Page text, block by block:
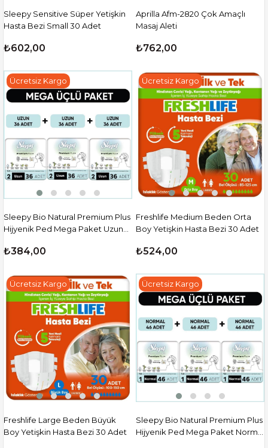
Sleepy Sensitive Süper Yetişkin
Hasta Bezi Small 30 Adet
₺602,00
Aprilla Afm-2820 Çok Amaçlı
Masaj Aleti
₺762,00
Sleepy Bio Natural Premium Plus
Hijyenik Ped Mega Paket Uzun
₺384,00
Ücretsiz Kargo
Freshlife Medium Beden Orta
Boy Yetişkin Hasta Bezi 30 Adet
₺524,00
Ücretsiz Kargo
Freshlife Large Beden Büyük
Boy Yetişkin Hasta Bezi 30 Adet
Ücretsiz Kargo
Sleepy Bio Natural Premium Plus
Hijyenik Ped Mega Paket Normal
Ücretsiz Kargo